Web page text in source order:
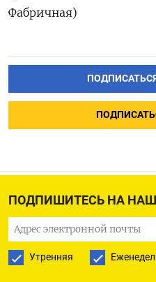
ПОДПИШИТЕСЬ НА
Утренняя
Фабричная)
ЦБ
в
по сырьевым